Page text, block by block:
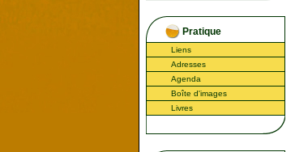
Pratique
Liens
Adresses
Agenda
Boîte d'images
Livres